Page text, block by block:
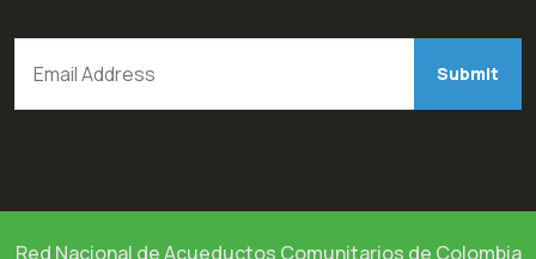
Red Nacional de Acueductos Comunitarios de Colombia